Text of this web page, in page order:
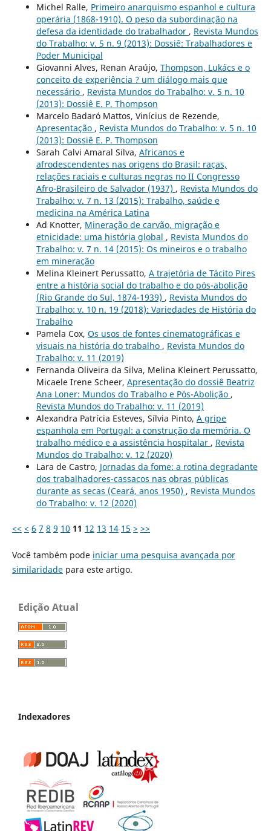
Michel Ralle, Primeiro anarquismo espanhol e cultura
operária (1868-1910). O peso da subordinação na
defesa da identidade do trabalhador , Revista Mundos
do Trabalho: v. 5 n. 9 (2013): Dossiê: Trabalhadores e
Poder Municipal
Giovanni Alves, Renan Araújo, Thompson, Lukács e o
conceito de experiência ? um diálogo mais que
necessário , Revista Mundos do Trabalho: v. 5 n. 10
(2013): Dossiê E. P. Thompson
Marcelo Badaró Mattos, Vinícius de Rezende,
Apresentação , Revista Mundos do Trabalho: v. 5 n. 10
(2013): Dossiê E. P. Thompson
Sarah Calvi Amaral Silva, Africanos e
afrodescendentes nas origens do Brasil: raças,
relações raciais e culturas negras no II Congresso
Afro-Brasileiro de Salvador (1937) , Revista Mundos do
Trabalho: v. 7 n. 13 (2015): Trabalho, saúde e
medicina na América Latina
Ad Knotter, Mineração de carvão, migração e
etnicidade: uma história global , Revista Mundos do
Trabalho: v. 7 n. 14 (2015): Os mineiros e o trabalho
em mineração
Melina Kleinert Perussatto, A trajetória de Tácito Pires
entre a história social do trabalho e do pós-abolição
(Rio Grande do Sul, 1874-1939) , Revista Mundos do
Trabalho: v. 10 n. 19 (2018): Variedades de História do
Trabalho
Pamela Cox, Os usos de fontes cinematográficas e
visuais na história do trabalho , Revista Mundos do
Trabalho: v. 11 (2019)
Fernanda Oliveira da Silva, Melina Kleinert Perussatto,
Micaele Irene Scheer, Apresentação do dossiê Beatriz
Ana Loner: Mundos do Trabalho e Pós-Abolição ,
Revista Mundos do Trabalho: v. 11 (2019)
Alexandra Patrícia Esteves, Sílvia Pinto, A gripe
espanhola em Portugal: a construção da memória. O
trabalho médico e a assistência hospitalar , Revista
Mundos do Trabalho: v. 12 (2020)
Lara de Castro, Jornadas da fome: a rotina degradante
dos trabalhadores-cassacos nas obras públicas
durante as secas (Ceará, anos 1950) , Revista Mundos
do Trabalho: v. 12 (2020)
<< < 6 7 8 9 10 11 12 13 14 15 > >>
Você também pode iniciar uma pesquisa avançada por
similaridadepara este artigo.
Edição Atual
Indexadores